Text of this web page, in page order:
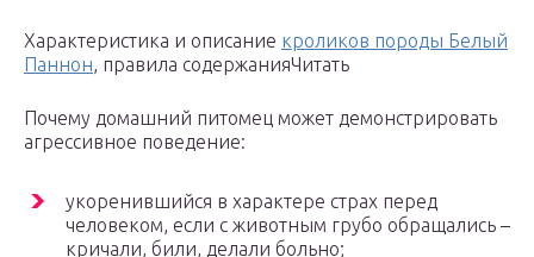
Характеристика и описание кроликов породы Белый
Паннон, правила содержанияЧитать
Почему домашний питомец может демонстрировать
агрессивное поведение:
укоренившийся в характере страх перед
человеком, если с животным грубо обращались –
кричали, били, делали больно;